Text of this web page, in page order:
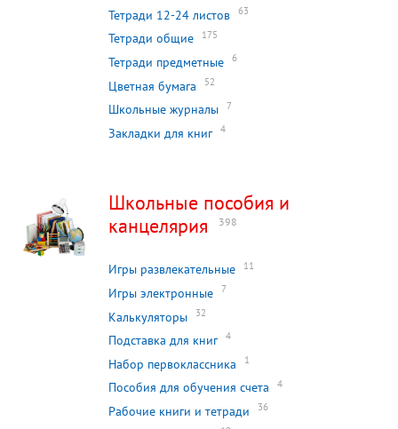
Тетради 12-24 листов 63
Тетради общие 175
Тетради предметные 6
Цветная бумага 52
Школьные журналы 7
Закладки для книг 4
Школьные пособия и
канцелярия
398
Игры развлекательные 11
Игры электронные 7
Калькуляторы 32
Подставка для книг 4
Набор первоклассника 1
Пособия для обучения счета 4
Рабочие книги и тетради 36